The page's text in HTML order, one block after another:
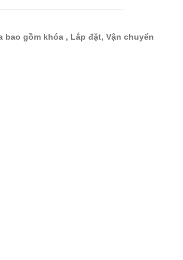
bao gồm khóa , Lắp đặt, Vận chuyển